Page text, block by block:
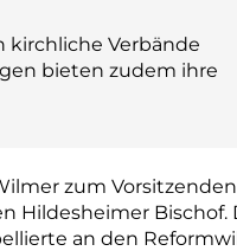
kirchliche Verbände
bieten zudem ihre
zum
Hildesheimer Bischof.
an den